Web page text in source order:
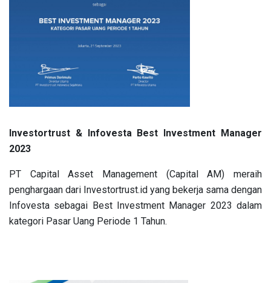
Investortrust & Infovesta Best Investment Manager
2023
PT Capital Asset Management (Capital AM) meraih
penghargaan dari Investortrust.id yang bekerja sama dengan
Infovesta sebagai Best Investment Manager 2023 dalam
kategori Pasar Uang Periode 1 Tahun.